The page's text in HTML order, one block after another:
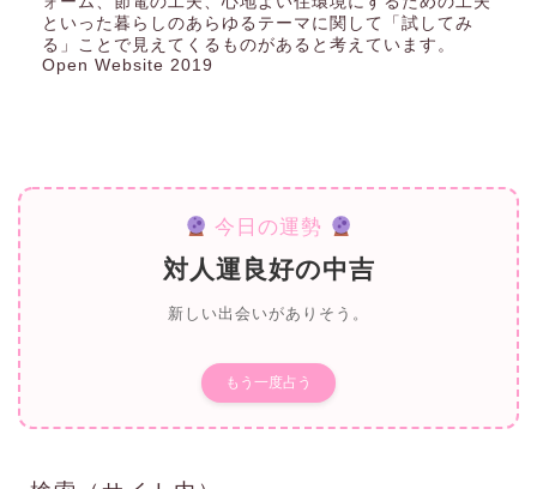
といった暮らしのあらゆるテーマに関して「試してみ
る」ことで見えてくるものがあると考えています。
Open Website 2019
今日の運勢
対人運良好の中吉
新しい出会いがありそう。
もう一度占う